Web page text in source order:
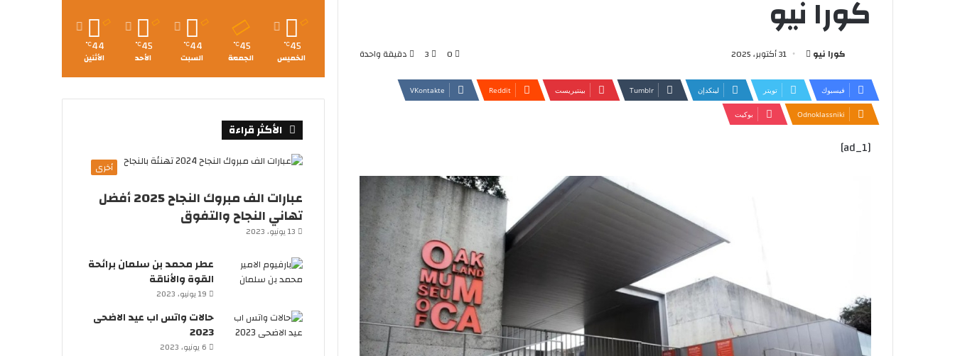
كورا نيو
كورا نيو
أرسل
إلكترونيا
31 أكتوبر، 2025 0
3 دقيقة واحدة
فيسبوك تويتر لينكدإن بينتيريست
Odnoklassniki بوكيت
[ad_1]
45
℃
الخميس
45
℃
الجمعة
44
℃
السبت
45
℃
الأحد
44
℃
الأثنين
الأكثر قراءة
أخرى
عبارات الف مبروك النجاح 2025 أفضل
تهاني النجاح والتفوق
13 يونيو، 2023
عطر محمد بن سلمان برائحة
القوة والأناقة
19 يونيو، 2023
حالات واتس اب عيد الاضحى
2023
6 يونيو، 2023